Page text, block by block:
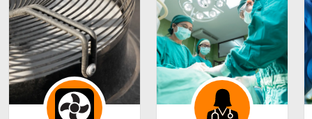
Semiconductor Sujetador Tubo y